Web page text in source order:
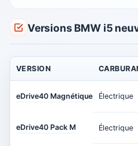
Versions BMW i5
VERSION
eDrive40 Magnétique Électrique
eDrive40 Pack M Électrique